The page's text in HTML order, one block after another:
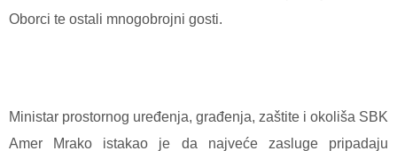
Oborci te ostali mnogobrojni gosti.
Ministar prostornog uređenja, građenja, zaštite i okoliša SBK
Amer Mrako istakao je da najveće zasluge pripadaju